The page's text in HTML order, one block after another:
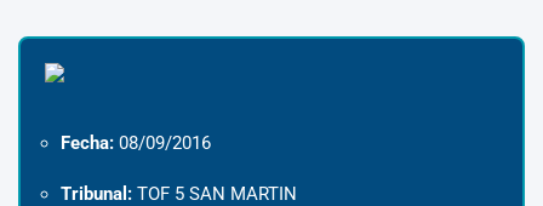
Fecha: 08/09/2016
Tribunal: TOF 5 SAN MARTIN